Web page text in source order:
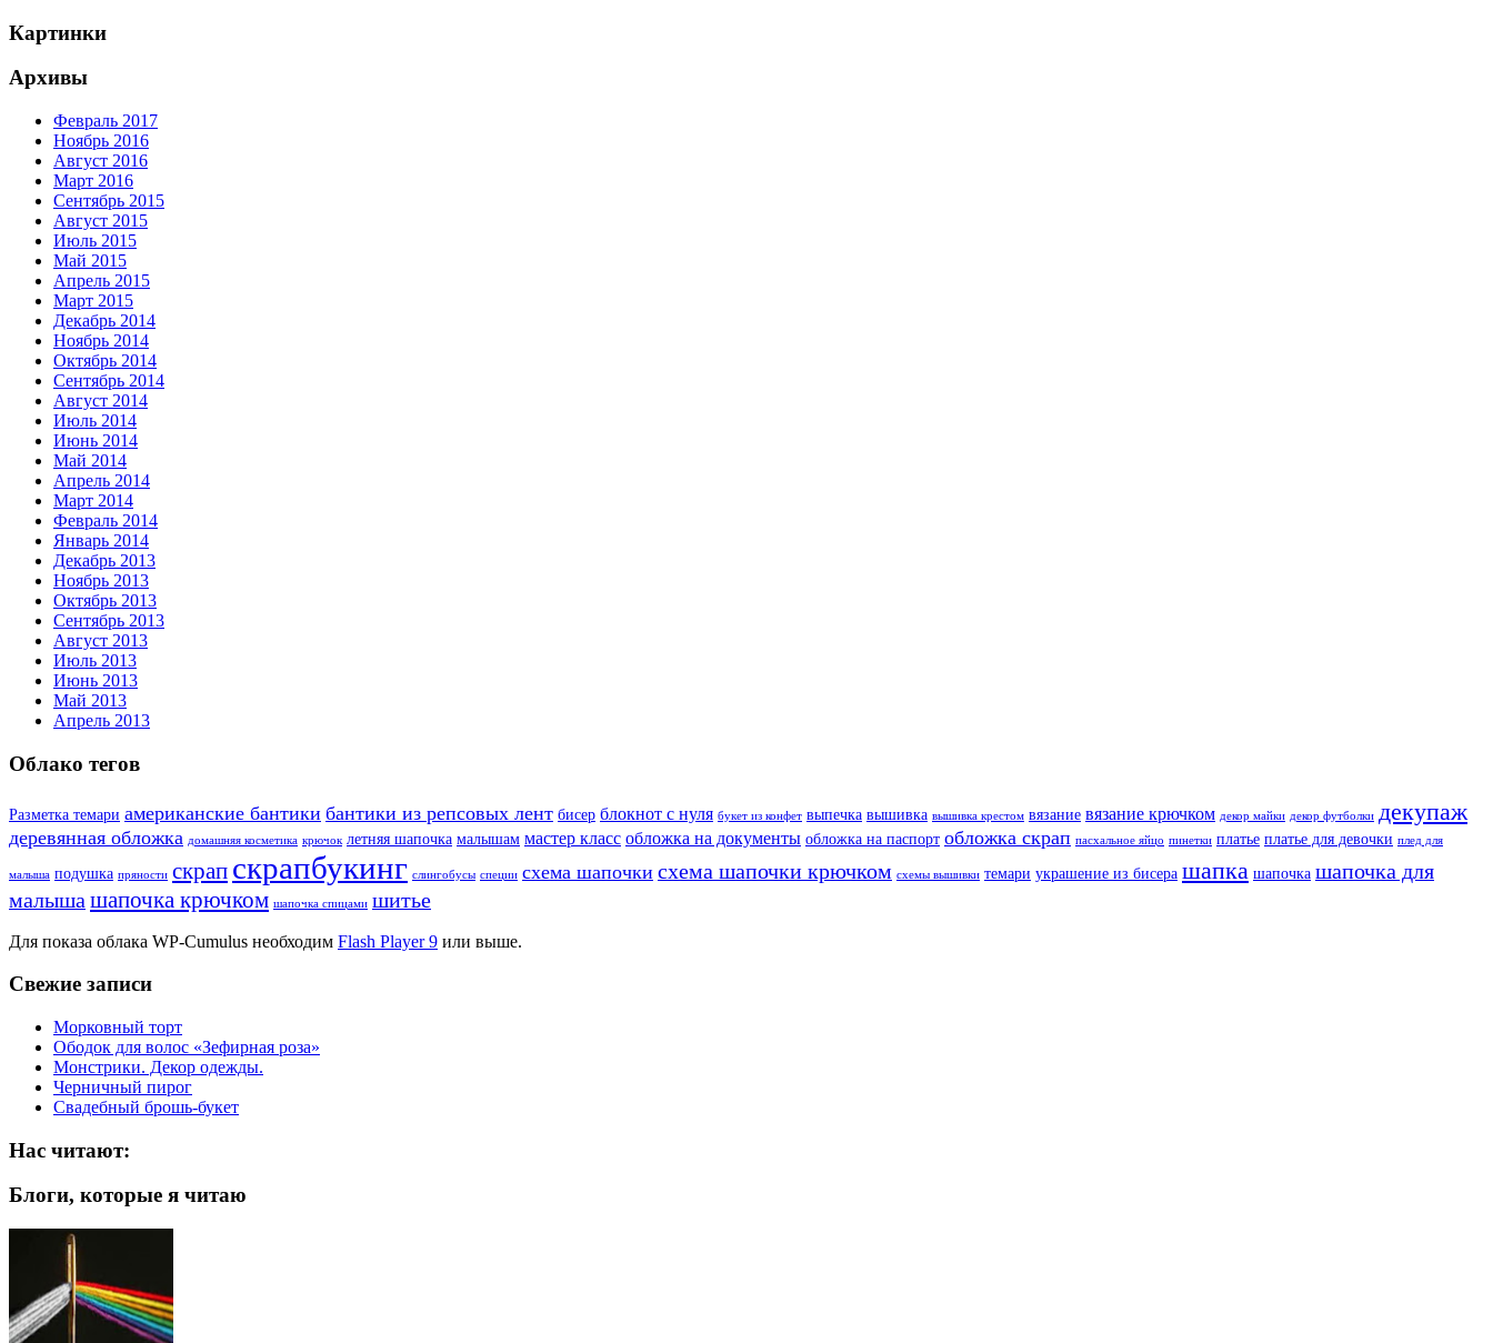
Картинки
Архивы
Февраль 2017
Ноябрь 2016
Август 2016
Март 2016
Сентябрь 2015
Август 2015
Июль 2015
Май 2015
Апрель 2015
Март 2015
Декабрь 2014
Ноябрь 2014
Октябрь 2014
Сентябрь 2014
Август 2014
Июль 2014
Июнь 2014
Май 2014
Апрель 2014
Март 2014
Февраль 2014
Январь 2014
Декабрь 2013
Ноябрь 2013
Октябрь 2013
Сентябрь 2013
Август 2013
Июль 2013
Июнь 2013
Май 2013
Апрель 2013
Облако тегов
Разметка темари американские бантики бантики из репсовых лент бисер блокнот с нуля букет из конфет выпечка вышивка вышивка крестом вязание вязание крючком декор майки декор футболки декупаж
деревянная обложка домашняя косметика крючок летняя шапочка малышам мастер класс обложка на документы обложка на паспорт обложка скрап пасхальное яйцо пинетки платье платье для девочки плед для
малыша подушка пряности скрап скрапбукинг слингобусы специи схема шапочки схема шапочки крючком схемы вышивки темари украшение из бисера шапка шапочка шапочка для
малыша шапочка крючком шапочка спицами шитье
Для показа облака WP-Cumulus необходим Flash Player 9 или выше.
Свежие записи
Морковный торт
Ободок для волос «Зефирная роза»
Монстрики. Декор одежды.
Черничный пирог
Свадебный брошь-букет
Нас читают:
Блоги, которые я читаю